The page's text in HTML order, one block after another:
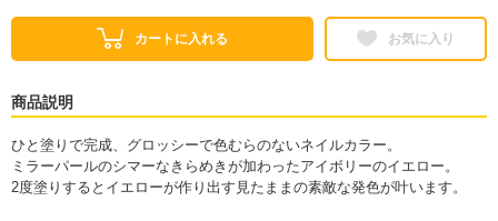
カートに入れる お気に入り
商品説明
ひと塗りで完成、グロッシーで色むらのないネイルカラー。
ミラーパールのシマーなきらめきが加わったアイボリーのイエロー。
2度塗りするとイエローが作り出す見たままの素敵な発色が叶います。